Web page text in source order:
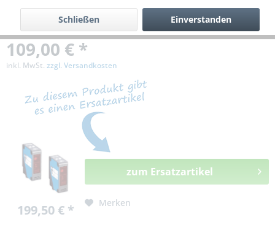
109,00 € *
inkl. MwSt. zzgl. Versandkosten
199,50 € *
zum Ersatzartikel
Merken
Einverstanden
Schließen